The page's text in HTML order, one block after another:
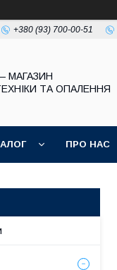
+380 (93) 700-00-51
МАГАЗИН
ТА ОПАЛЕННЯ
ПРО НАС